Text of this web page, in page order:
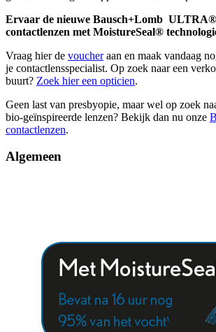
Ervaar de nieuwe Bausch+Lomb ULTRA®
contactlenzen met MoistureSeal®
Vraag hier de voucheraan en maak vandaag
je contactlensspecialist. Op zoek naar een
buurt? Zoek hier een opticien.
Geen last van presbyopie, maar wel op zoek
bio-geïnspireerde lenzen? Bekijk dan nu onze
contactlenzen.
Algemeen